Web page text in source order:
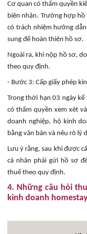
Cơ quan có thẩm quyền
biên nhận. Trường hợp
có trách nhiệm hướng
sung để hoàn thiện hồ sơ.
Ngoài ra, khi nộp hồ sơ,
theo quy định.
- Bước 3: Cấp giấy phép
Trong thời hạn 03 ngày
có thẩm quyền xem xét
doanh nghiệp, hộ kinh
bằng văn bản và nêu rõ lý
Lưu ý rằng, sau khi được
cá nhân phải gửi hồ sơ
thuế theo quy định.
4. Những câu hỏi
kinh doanh